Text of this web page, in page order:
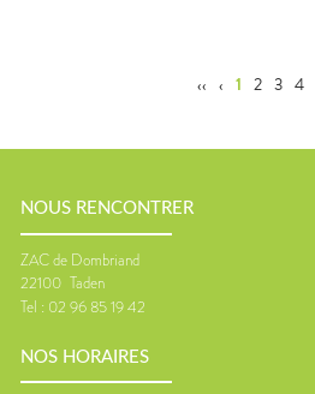
‹‹ ‹ 1 2 3 4
NOUS RENCONTRER
ZAC de Dombriand
22100 Taden
Tel : 02 96 85 19 42
NOS HORAIRES